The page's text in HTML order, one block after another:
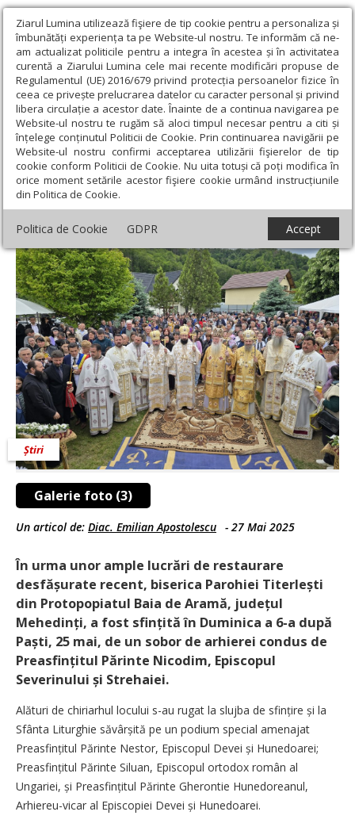
Ziarul Lumina utilizează fişiere de tip cookie pentru a personaliza și
îmbunătăți experiența ta pe Website-ul nostru. Te informăm că ne-
am actualizat politicile pentru a integra în acestea și în activitatea
curentă a Ziarului Lumina cele mai recente modificări propuse de
Regulamentul (UE) 2016/679 privind protecția persoanelor fizice în
ceea ce privește prelucrarea datelor cu caracter personal și privind
libera circulație a acestor date. Înainte de a continua navigarea pe
Website-ul nostru te rugăm să aloci timpul necesar pentru a citi și
înțelege conținutul Politicii de Cookie. Prin continuarea navigării pe
Website-ul nostru confirmi acceptarea utilizării fişierelor de tip
cookie conform Politicii de Cookie. Nu uita totuși că poți modifica în
orice moment setările acestor fişiere cookie urmând instrucțiunile
din Politica de Cookie.
Politica de Cookie GDPR Accept
Ziarul Lumina › Actualitate religioasă › Știri › Veșmântul harului
pentru biserica unei parohii mehedințene
Veșmântul harului pentru biserica unei
parohii mehedințene
Galerie foto (3)
Știri
Un articol de: Diac. Emilian Apostolescu - 27 Mai 2025
În urma unor ample lucrări de restaurare
desfășurate recent, biserica Parohiei Titerlești
din Protopopiatul Baia de Aramă, județul
Mehedinți, a fost sfințită în Duminica a 6-a după
Paști, 25 mai, de un sobor de arhierei condus de
Preasfințitul Părinte Nicodim, Episcopul
Severinului și Strehaiei.
Alături de chiriarhul locului s-au rugat la slujba de sfințire și la
Sfânta Liturghie săvârșită pe un podium special amenajat
Prea­sfințitul Părinte Nestor, Episcopul Devei și Hunedoarei;
Preasfințitul Părinte Siluan, Episcopul ortodox român al
Ungariei, și Preasfințitul Părinte Gherontie Hunedoreanul,
Arhiereu-vicar al Episcopiei Devei și Hunedoarei.